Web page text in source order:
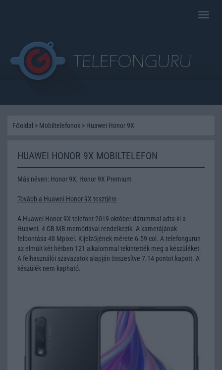
Toggle
Főoldal > Mobiltelefonok > Huawei Honor 9X
HUAWEI HONOR 9X MOBILTELEFON
Más néven: Honor 9X, Honor 9X Premium
Tovább a Huawei Honor 9X tesztjére
A Huawei Honor 9X telefont 2019 október dátummal adta ki a
Huawei. 4 GB MB memóriával rendelkezik. A kamerájának
felbontása 48 Mpixel. Kijelzőjének mérete 6.59 col. A telefongurun
az elmúlt két hétben 121 alkalommal tekintették meg a készüléket.
A felhasználói szavazatok alapján összesítve 7.14 pontot kapott. A
készülék nem kapható.